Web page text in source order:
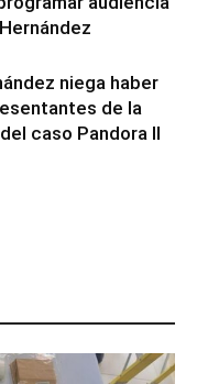
niega haber
de la
caso Pandora II